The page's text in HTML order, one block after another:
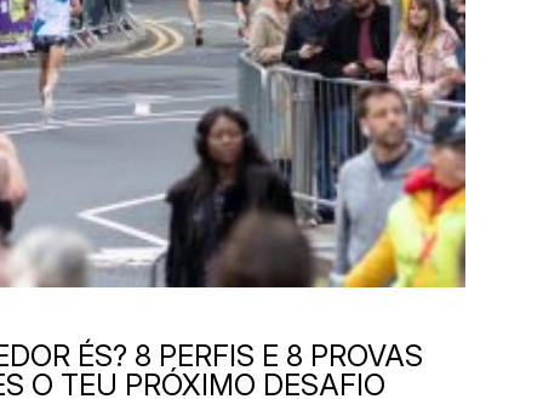
ÉS? 8 PERFIS E 8 PROVAS
O TEU PRÓXIMO DESAFIO